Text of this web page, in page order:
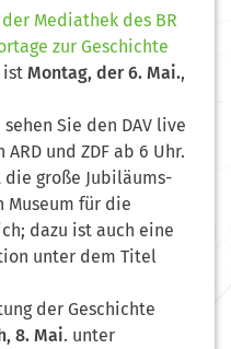
Mediathek des BR
zur Geschichte
ist Montag, der 6. Mai.,
sehen Sie den DAV live
und ZDF ab 6 Uhr.
die große Jubiläums-
Museum für die
dazu ist auch eine
unter dem Titel
der Geschichte
8. Mai. unter